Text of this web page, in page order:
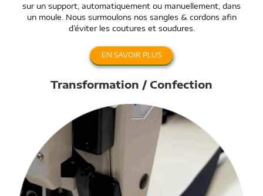
sur un support, automatiquement ou manuellement, dans
un moule. Nous surmoulons nos sangles & cordons afin
d’éviter les coutures et soudures.
EN SAVOIR PLUS
Transformation / Confection